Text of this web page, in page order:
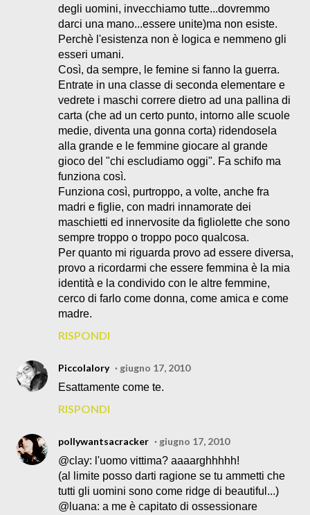
degli uomini, invecchiamo tutte...dovremmo
darci una mano...essere unite)ma non esiste.
Perchè l'esistenza non è logica e nemmeno gli
esseri umani.
Così, da sempre, le femine si fanno la guerra.
Entrate in una classe di seconda elementare e
vedrete i maschi correre dietro ad una pallina di
carta (che ad un certo punto, intorno alle scuole
medie, diventa una gonna corta) ridendosela
alla grande e le femmine giocare al grande
gioco del "chi escludiamo oggi". Fa schifo ma
funziona così.
Funziona così, purtroppo, a volte, anche fra
madri e figlie, con madri innamorate dei
maschietti ed innervosite da figliolette che sono
sempre troppo o troppo poco qualcosa.
Per quanto mi riguarda provo ad essere diversa,
provo a ricordarmi che essere femmina è la mia
identità e la condivido con le altre femmine,
cerco di farlo come donna, come amica e come
madre.
RISPONDI
Piccolalory
giugno 17, 2010
Esattamente come te.
RISPONDI
pollywantsacracker
giugno 17, 2010
@clay: l'uomo vittima? aaaarghhhhh!
(al limite posso darti ragione se tu ammetti che
tutti gli uomini sono come ridge di beautiful...)
@luana: a me è capitato di ossessionare